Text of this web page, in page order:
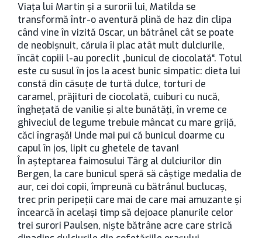
Viața lui Martin și a surorii lui, Matilda se
transformă într-o aventură plină de haz din clipa
când vine în vizită Oscar, un bătrânel cât se poate
de neobișnuit, căruia îi plac atât mult dulciurile,
încât copiii l-au poreclit „bunicul de ciocolată“. Totul
este cu susul în jos la acest bunic simpatic: dieta lui
constă din căsuțe de turtă dulce, torturi de
caramel, prăjituri de ciocolată, cuiburi cu nucă,
înghețată de vanilie și alte bunătăți, în vreme ce
ghiveciul de legume trebuie mâncat cu mare grijă,
căci îngrașă! Unde mai pui că bunicul doarme cu
capul în jos, lipit cu ghetele de tavan!
În așteptarea faimosului Târg al dulciurilor din
Bergen, la care bunicul speră să câștige medalia de
aur, cei doi copii, împreună cu bătrânul buclucaș,
trec prin peripeții care mai de care mai amuzante și
încearcă în același timp să dejoace planurile celor
trei surori Paulsen, niște bătrâne acre care strică